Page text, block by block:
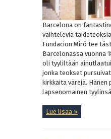
Barcelona on
vaihtelevia
Fundacion Miró tee
Barcelonassa vuonna
oli tyyliltään
jonka teokset
kirkkaita värejä. Hänen
lapsenomainen
Lue lisää »